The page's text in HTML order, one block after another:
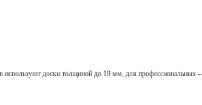
используют доски толщиной до 19 мм, для профессиональных –